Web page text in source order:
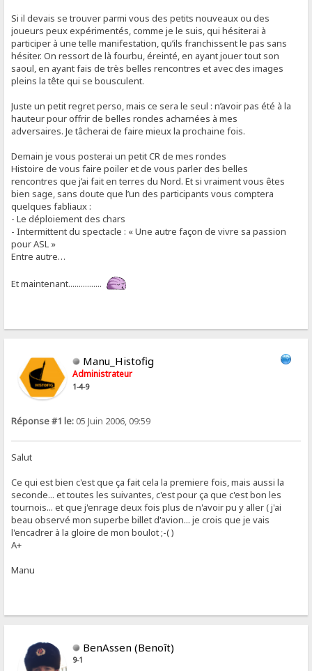
Si il devais se trouver parmi vous des petits nouveaux ou des
joueurs peux expérimentés, comme je le suis, qui hésiterai à
participer à une telle manifestation, qu’ils franchissent le pas sans
hésiter. On ressort de là fourbu, éreinté, en ayant jouer tout son
saoul, en ayant fais de très belles rencontres et avec des images
pleins la tête qui se bousculent.
Juste un petit regret perso, mais ce sera le seul : n’avoir pas été à la
hauteur pour offrir de belles rondes acharnées à mes
adversaires. Je tâcherai de faire mieux la prochaine fois.
Demain je vous posterai un petit CR de mes rondes
Histoire de vous faire poiler et de vous parler des belles
rencontres que j’ai fait en terres du Nord. Et si vraiment vous êtes
bien sage, sans doute que l’un des participants vous comptera
quelques fabliaux :
- Le déploiement des chars
- Intermittent du spectacle : « Une autre façon de vivre sa passion
pour ASL »
Entre autre…
Et maintenant................
Manu_Histofig
Administrateur
1-4-9
Réponse #1 le: 05 Juin 2006, 09:59
Salut
Ce qui est bien c'est que ça fait cela la premiere fois, mais aussi la
seconde... et toutes les suivantes, c'est pour ça que c'est bon les
tournois... et que j'enrage deux fois plus de n'avoir pu y aller ( j'ai
beau observé mon superbe billet d'avion... je crois que je vais
l'encadrer à la gloire de mon boulot ;-( )
A+
Manu
BenAssen (Benoît)
9-1